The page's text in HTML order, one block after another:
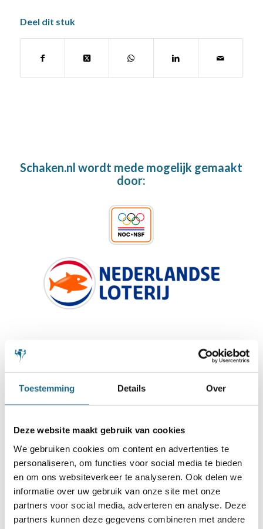
Toestemming Details Over
Deze website maakt gebruik van cookies
We gebruiken cookies om content en advertenties te
personaliseren, om functies voor social media te bieden
en om ons websiteverkeer te analyseren. Ook delen we
informatie over uw gebruik van onze site met onze
partners voor social media, adverteren en analyse. Deze
partners kunnen deze gegevens combineren met andere
Deel dit stuk
Schaken.nl wordt mede mogelijk gemaakt
door: